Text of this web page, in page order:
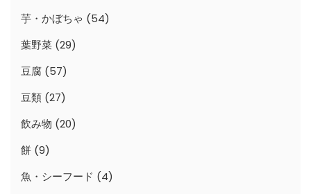
芋・かぼちゃ (54)
葉野菜 (29)
豆腐 (57)
豆類 (27)
飲み物 (20)
餅 (9)
魚・シーフード (4)